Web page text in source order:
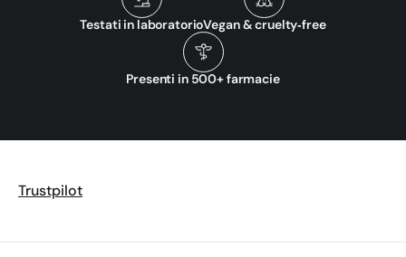
Testati in laboratorioVegan & cruelty‑free
Presenti in 500+ farmacie
Trustpilot